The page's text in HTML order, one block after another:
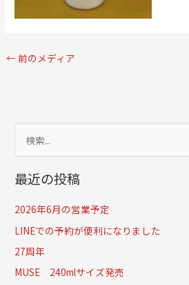
←前のメディア
索
対
:
最近の投稿
2026年6月の営業予定
LINEでの予約が便利になりました
27周年
MUSE 240mlサイズ発売